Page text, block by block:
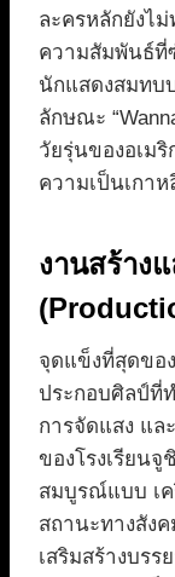
ละครหลักยังไ
ความสัมพันธ์ที่
นักแสดงสมทบ
ลักษณะ
วัยรุ่นของอเม
ความเป็นเกาห
งานสร้าง
จุดแข็งที่สุดขอ
ประกอบศิลป์ที่
การจัดแสง แล
ของโรงเรียน
สมบูรณ์แบบ เค
สถานะทางสัง
เสริมสร้างบร